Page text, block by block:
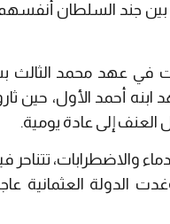
جند السلطان
في عهد محمد الثالث
أحمد الأول، حين
إلى عادة يومية.
والاضطرابات، تتناحر
العثمانية